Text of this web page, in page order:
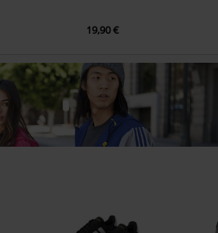
19,90 €